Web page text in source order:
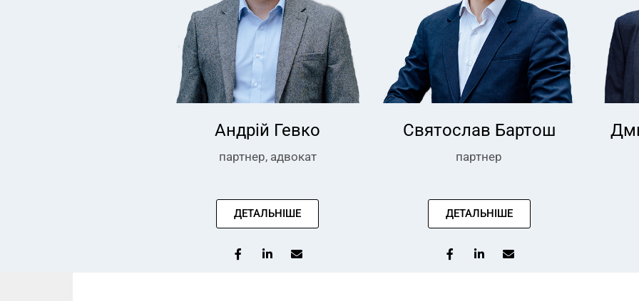
Андрій Гевко
партнер, адвокат
ДЕТАЛЬНІШЕ
Святослав Бартош
партнер
ДЕТАЛЬНІШЕ